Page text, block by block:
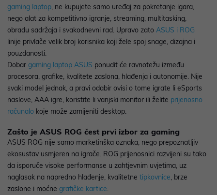
gaming laptop, ne kupujete samo uređaj za pokretanje igara,
nego alat za kompetitivno igranje, streaming, multitasking,
obradu sadržaja i svakodnevni rad. Upravo zato ASUS i ROG
linije privlače velik broj korisnika koji žele spoj snage, dizajna i
pouzdanosti.
Dobar gaming laptop ASUS ponudit će ravnotežu između
procesora, grafike, kvalitete zaslona, hlađenja i autonomije. Nije
svaki model jednak, a pravi odabir ovisi o tome igrate li eSports
naslove, AAA igre, koristite li vanjski monitor ili želite prijenosno
računalo koje može zamijeniti desktop.
Zašto je ASUS ROG čest prvi izbor za gaming
ASUS ROG nije samo marketinška oznaka, nego prepoznatljiv
ekosustav usmjeren na igrače. ROG prijenosnici razvijeni su tako
da isporuče visoke performanse u zahtjevnim uvjetima, uz
naglasak na napredno hlađenje, kvalitetne tipkovnice, brze
zaslone i moćne grafičke kartice.